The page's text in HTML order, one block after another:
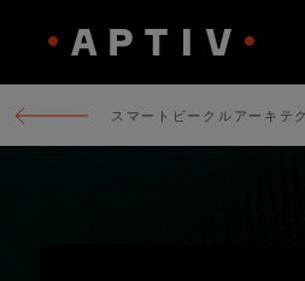
スマートビークルアーキテ